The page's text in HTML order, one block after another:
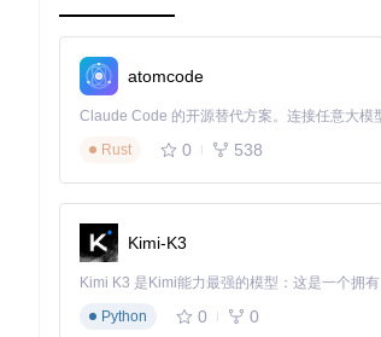
这段代码配置了 Beetlex 的基础服务，并
3. 应用案例和最佳实践
BeetleX 可以广泛应用于实时数据传输如
信，以及通过自定义中间件优化请求处理
atomcode
Rust
0 538
Kimi-K3
Python
0 0